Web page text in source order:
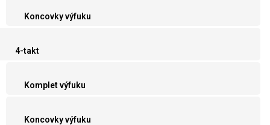
Koncovky výfuku
4-takt
Komplet výfuku
Koncovky výfuku